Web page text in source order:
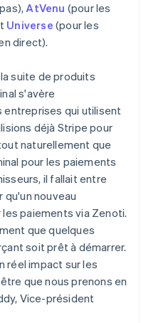
AtVenu (pour les
Universe (pour les
direct).
suite de produits
s'avère
entreprises qui utilisent
déjà Stripe pour
naturellement que
pour les paiements
il fallait entre
nouveau
paiements via Zenoti.
que quelques
soit prêt à démarrer.
réel impact sur les
que nous prenons en
Vice-président